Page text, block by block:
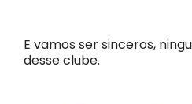
E vamos ser sinceros,
desse clube.